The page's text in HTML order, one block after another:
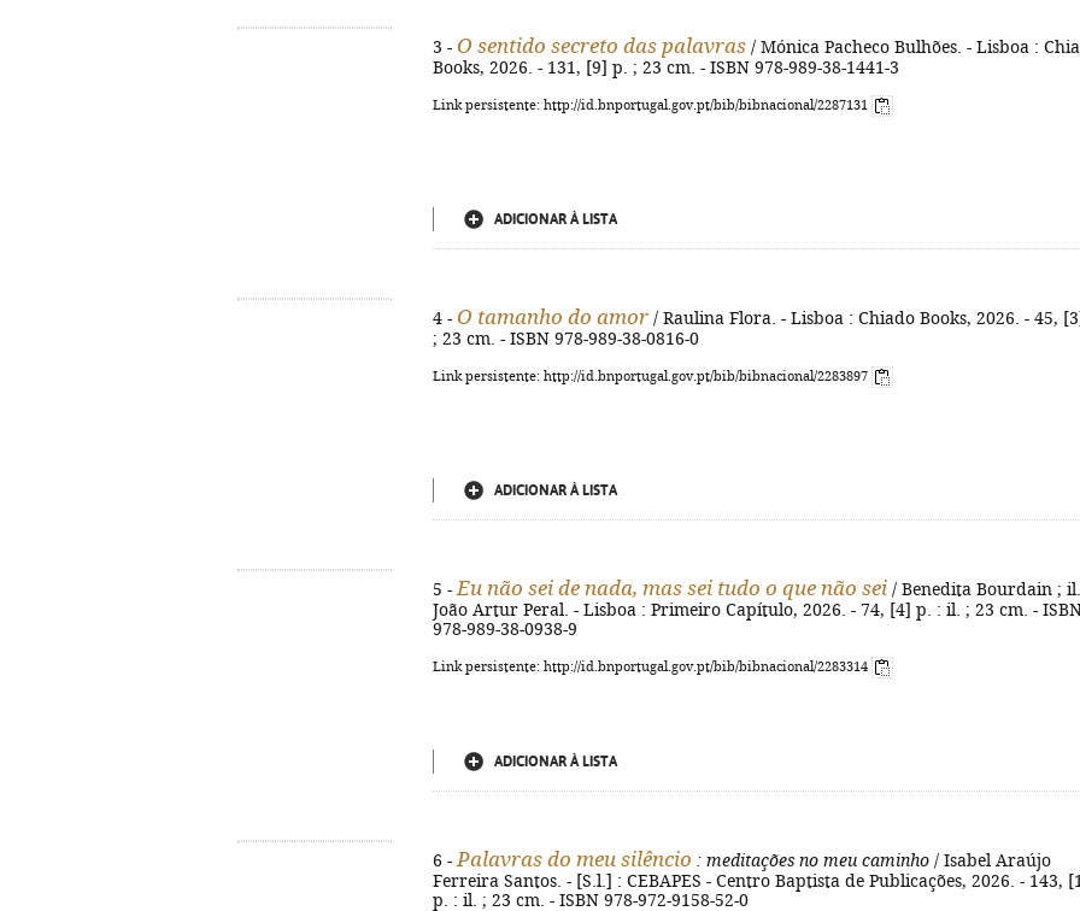
3 - O sentido secreto das palavras / Mónica Pacheco Bulhões. - Lisboa :
Books, 2026. - 131, [9] p. ; 23 cm. - ISBN 978-989-38-1441-3
Link persistente: http://id.bnportugal.gov.pt/bib/bibnacional/2287131
ADICIONAR À LISTA
4 - O tamanho do amor / Raulina Flora. - Lisboa : Chiado Books, 2026. - 45,
; 23 cm. - ISBN 978-989-38-0816-0
Link persistente: http://id.bnportugal.gov.pt/bib/bibnacional/2283897
ADICIONAR À LISTA
5 - Eu não sei de nada, mas sei tudo o que não sei / Benedita Bourdain ; il.
João Artur Peral. - Lisboa : Primeiro Capítulo, 2026. - 74, [4] p. : il. ; 23 cm. -
978-989-38-0938-9
Link persistente: http://id.bnportugal.gov.pt/bib/bibnacional/2283314
ADICIONAR À LISTA
6 - Palavras do meu silêncio : meditações no meu caminho / Isabel Araújo
Ferreira Santos. - [S.l.] : CEBAPES - Centro Baptista de Publicações, 2026. - 143,
p. : il. ; 23 cm. - ISBN 978-972-9158-52-0